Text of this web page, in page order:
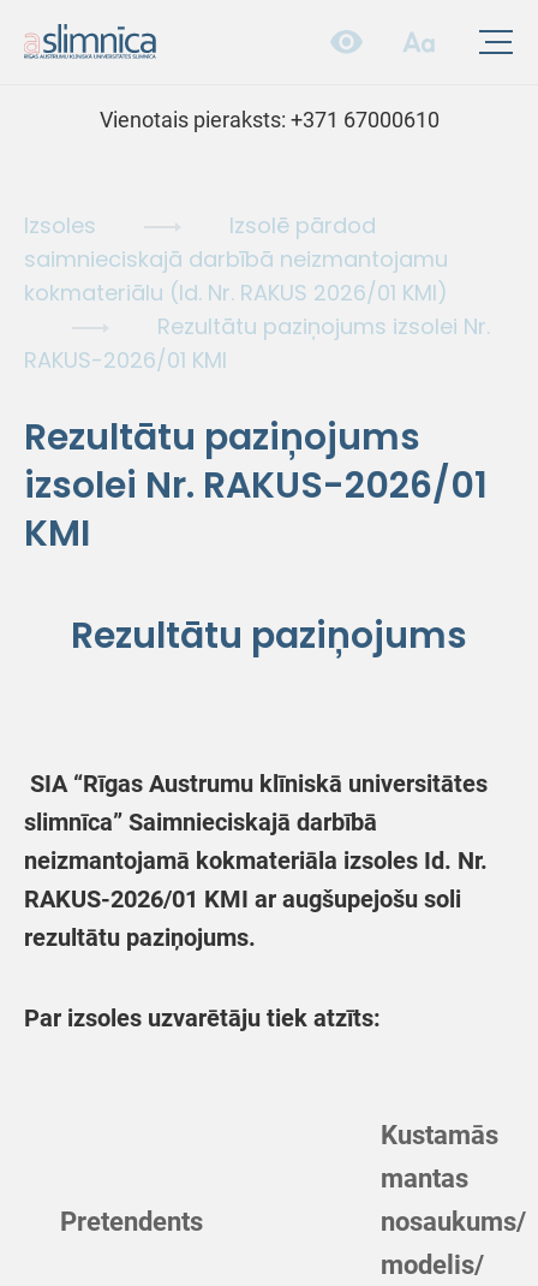
Vienotais pieraksts: +371 67000610
Izsoles
Izsolē pārdod
saimnieciskajā darbībā neizmantojamu
kokmateriālu (Id. Nr. RAKUS 2026/01 KMI)
Rezultātu paziņojums izsolei Nr.
RAKUS-2026/01 KMI
Rezultātu paziņojums
izsolei Nr. RAKUS-2026/01
KMI
Rezultātu paziņojums
SIA “Rīgas Austrumu klīniskā universitātes
slimnīca” Saimnieciskajā darbībā
neizmantojamā kokmateriāla izsoles Id. Nr.
RAKUS-2026/01 KMI ar augšupejošu soli
rezultātu paziņojums.
Par izsoles uzvarētāju tiek atzīts:
Pretendents
Kustamās
mantas
nosaukums/
modelis/